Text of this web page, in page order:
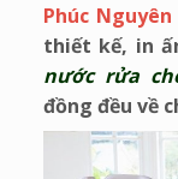
Phúc Nguyên
thiết kế, in
nước rửa
đồng đều về